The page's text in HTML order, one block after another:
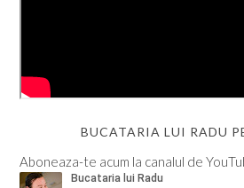
BUCATARIA LUI RADU
Aboneaza-te acum la canalul de